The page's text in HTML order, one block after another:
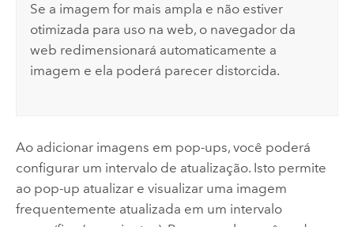
Se a imagem for mais ampla e não estiver
otimizada para uso na web, o navegador da
web redimensionará automaticamente a
imagem e ela poderá parecer distorcida.
Ao adicionar imagens em pop-ups, você poderá
configurar um intervalo de atualização. Isto permite
ao pop-up atualizar e visualizar uma imagem
frequentemente atualizada em um intervalo